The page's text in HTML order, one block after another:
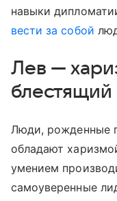
навыки
вести за собой
Лев —
блестящий
Люди, рожденные
обладают
умением
самоуверенные